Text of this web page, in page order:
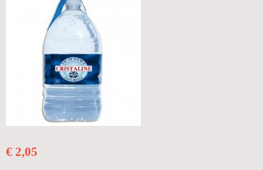
MELKPRODUCTEN
BUBBELS
PROMOTIES
WIJNEN
STERKE DRANKEN
BIERMANDEN
€ 2,05